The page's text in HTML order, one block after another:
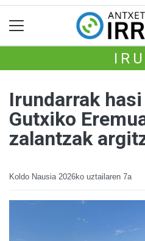
Irundarrak
Gutxiko
zalantzak
Koldo Nausia 2026ko uztailaren 7a